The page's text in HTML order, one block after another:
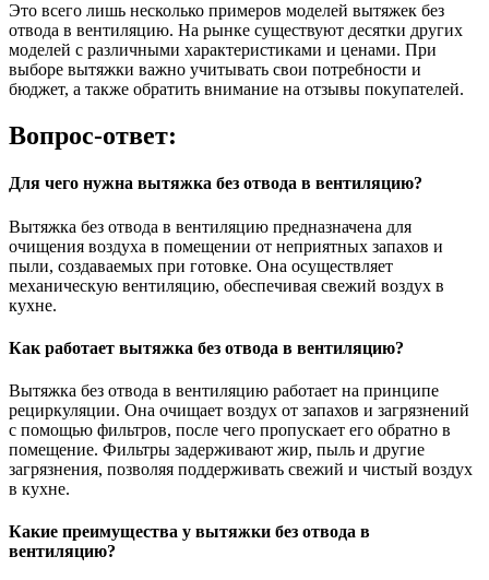
Это всего лишь несколько примеров моделей вытяжек без
отвода в вентиляцию. На рынке существуют десятки других
моделей с различными характеристиками и ценами. При
выборе вытяжки важно учитывать свои потребности и
бюджет, а также обратить внимание на отзывы покупателей.
Вопрос-ответ:
Для чего нужна вытяжка без отвода в вентиляцию?
Вытяжка без отвода в вентиляцию предназначена для
очищения воздуха в помещении от неприятных запахов и
пыли, создаваемых при готовке. Она осуществляет
механическую вентиляцию, обеспечивая свежий воздух в
кухне.
Как работает вытяжка без отвода в вентиляцию?
Вытяжка без отвода в вентиляцию работает на принципе
рециркуляции. Она очищает воздух от запахов и загрязнений
с помощью фильтров, после чего пропускает его обратно в
помещение. Фильтры задерживают жир, пыль и другие
загрязнения, позволяя поддерживать свежий и чистый воздух
в кухне.
Какие преимущества у вытяжки без отвода в
вентиляцию?